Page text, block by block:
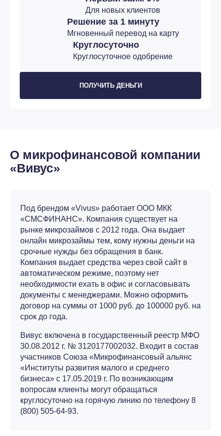
Для новых клиентов
Решение за 1 минуту
Мгновенный перевод на карту
Круглосуточно
Круглосуточное одобрение
ПОЛУЧИТЬ ДЕНЬГИ
О микрофинансовой компании
«Вивус»
Под брендом «Vivus» работает ООО МКК
«СМСФИНАНС». Компания существует на
рынке микрозаймов с 2012 года. Она выдает
онлайн микрозаймы тем, кому нужны деньги на
срочные нужды без обращения в банк.
Компания выдает средства через свой сайт в
автоматическом режиме, поэтому нет
необходимости ехать в офис и согласовывать
документы с менеджерами. Можно оформить
договор на суммы от 1000 руб. до 100000 руб. на
срок до года.
Вивус включена в государственный реестр МФО
30.08.2012 г. № 3120177002032. Входит в состав
участников Союза «Микрофинансовый альянс
«Институты развития малого и среднего
бизнеса» с 17.05.2019 г. По возникающим
вопросам клиенты могут обращаться
круглосуточно на горячую линию по телефону 8
(800) 505-64-93.